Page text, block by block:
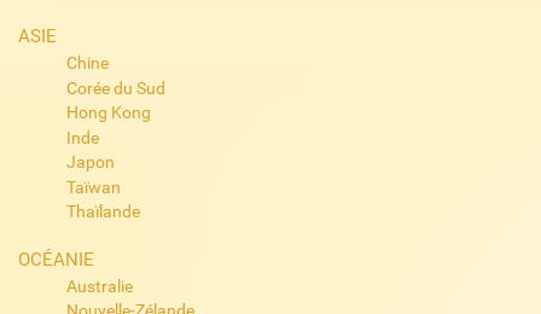
ASIE
Chine
Corée du Sud
Hong Kong
Inde
Japon
Taïwan
Thaïlande
OCÉANIE
Australie